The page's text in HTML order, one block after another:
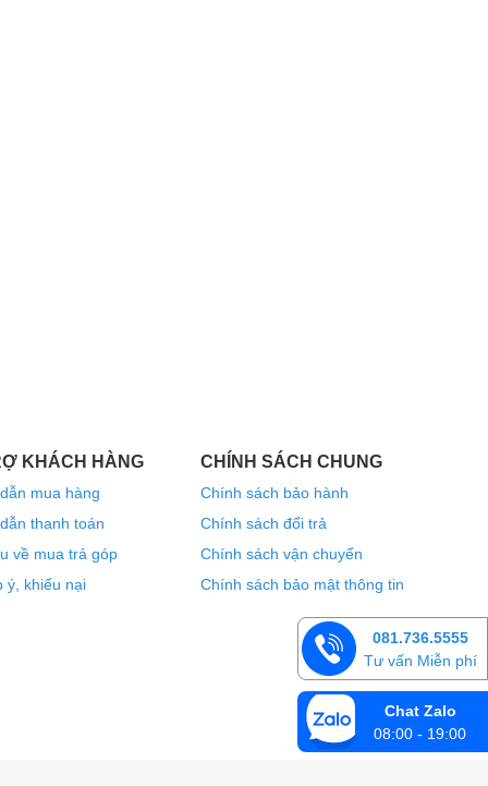
KHÁCH HÀNG
mua hàng
thanh toán
về mua trả góp
ý, khiếu nại
CHÍNH SÁCH CHUNG
Chính sách bảo hành
Chính sách đổi trả
Chính sách vận chuyển
Chính sách bảo mật thông tin
081.736.5555
Tư vấn Miễn phí
Chat Zalo
08:00 - 19:00